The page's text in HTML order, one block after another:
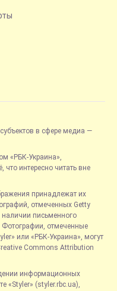
в сфере медиа —
«РБК-Украина»,
интересно читать вне
принадлежат их
отмеченных Getty
наличии письменного
Фотографии, отмеченные
или «РБК-Украина», могут
Commons Attribution
информационных
«Styler» (styler.rbc.ua),